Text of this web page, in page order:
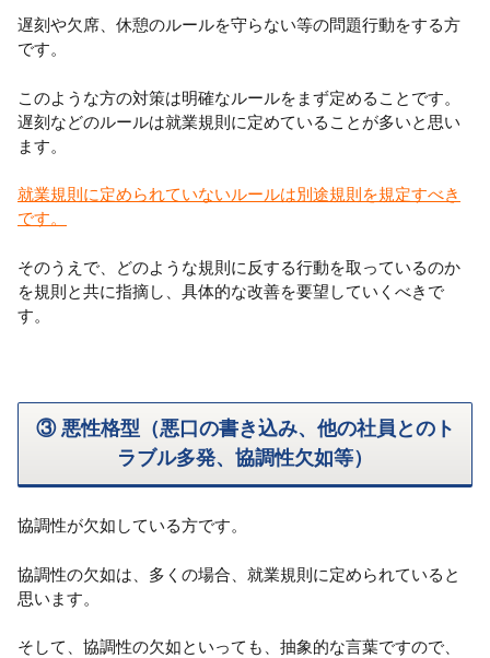
遅刻や欠席、休憩のルールを守らない等の問題行動をする方
です。
このような方の対策は明確なルールをまず定めることです。
遅刻などのルールは就業規則に定めていることが多いと思い
ます。
就業規則に定められていないルールは別途規則を規定すべき
です。
そのうえで、どのような規則に反する行動を取っているのか
を規則と共に指摘し、具体的な改善を要望していくべきで
す。
③ 悪性格型（悪口の書き込み、他の社員とのト
ラブル多発、協調性欠如等）
協調性が欠如している方です。
協調性の欠如は、多くの場合、就業規則に定められていると
思います。
そして、協調性の欠如といっても、抽象的な言葉ですので、